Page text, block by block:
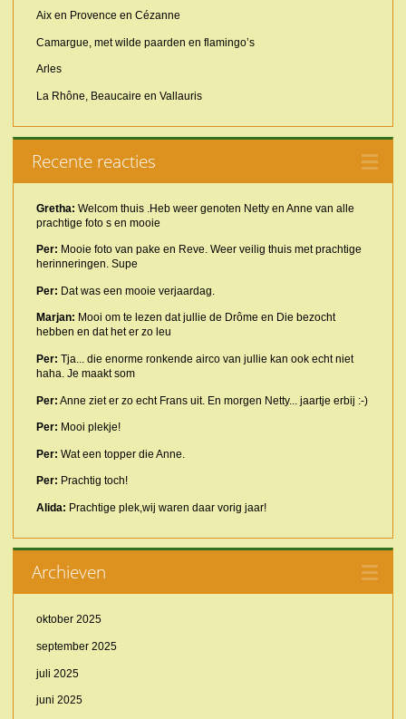
Aix en Provence en Cézanne
Camargue, met wilde paarden en flamingo’s
Arles
La Rhône, Beaucaire en Vallauris
Recente reacties
Gretha: Welcom thuis .Heb weer genoten Netty en Anne van alle
prachtige foto s en mooie
Per: Mooie foto van pake en Reve. Weer veilig thuis met prachtige
herinneringen. Supe
Per: Dat was een mooie verjaardag.
Marjan: Mooi om te lezen dat jullie de Drôme en Die bezocht
hebben en dat het er zo leu
Per: Tja... die enorme ronkende airco van jullie kan ook echt niet
haha. Je maakt som
Per: Anne ziet er zo echt Frans uit. En morgen Netty... jaartje erbij :-)
Per: Mooi plekje!
Per: Wat een topper die Anne.
Per: Prachtig toch!
Alida: Prachtige plek,wij waren daar vorig jaar!
Archieven
oktober 2025
september 2025
juli 2025
juni 2025